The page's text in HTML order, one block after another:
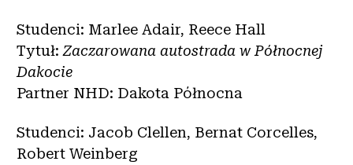
Studenci: Marlee Adair, Reece Hall
Tytuł:Zaczarowana autostrada w Północnej
Dakocie
Partner NHD: Dakota Północna
Studenci: Jacob Clellen, Bernat Corcelles,
Robert Weinberg